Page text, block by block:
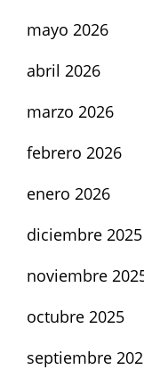
mayo 2026
abril 2026
marzo 2026
febrero 2026
enero 2026
diciembre 2025
noviembre
octubre 2025
septiembre